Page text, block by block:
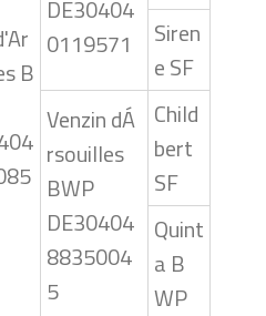
B
DE30404
0119571
Siren
e SF
Venzin dÁ
rsouilles
BWP
DE30404
8835004
5
Child
bert
SF
Quint
a B
WP